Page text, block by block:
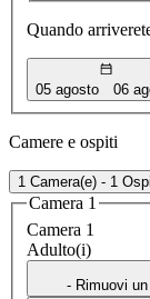
Quando
05 agosto 06
Camere e ospiti
1 Camera(e) - 1
Camera 1
Camera 1
Adulto(i)
- Rimuovi